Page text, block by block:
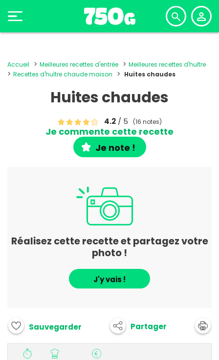
Accueil Meilleures recettes d'entrée
Meilleures recettes d'huître
Recettes d'huître chaude maison
Huites chaudes
Huites chaudes
4.2/ 5 (16 notes)
Je commente cette recette
Je note !
Réalisez cette recette et partagez votre
photo !
J'y vais !
Sauvegarder Partager